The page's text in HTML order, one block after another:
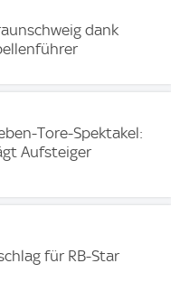
dank
Tore-Spektakel:
Aufsteiger
für RB-Star